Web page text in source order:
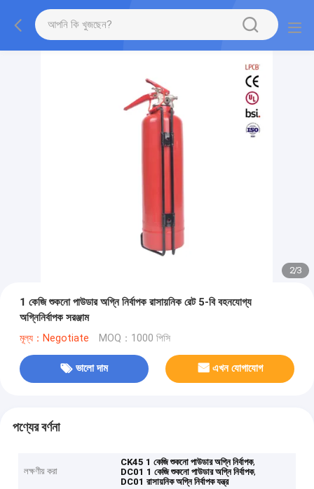
2/3
1 কেজি শুকনো পাউডার অগ্নি নির্বাপক রাসায়নিক রেট 5-বি বহনযোগ্য
অগ্নিনির্বাপক সরঞ্জাম
মূল্য：Negotiate MOQ：1000 পিসি
ভালো দাম এখন যোগাযোগ
পণ্যের বর্ণনা
লক্ষণীয় করা
CK45 1 কেজি শুকনো পাউডার অগ্নি নির্বাপক,
DC01 1 কেজি শুকনো পাউডার অগ্নি নির্বাপক,
DC01 রাসায়নিক অগ্নি নির্বাপক যন্ত্র